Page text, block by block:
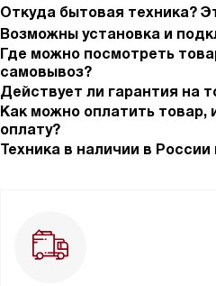
Откуда бытовая техника?
Возможны установка и
Где можно посмотреть
самовывоз?
Действует ли гарантия на
Как можно оплатить товар,
оплату?
Техника в наличии в